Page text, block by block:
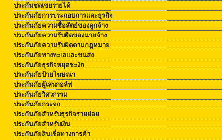
ประกันชดเชยรายได้
ประกันภัยการประกอบการและธุรกิจ
ประกันภัยความซื่อสัตย์ของลูกจ้าง
ประกันภัยความรับผิดของนายจ้าง
ประกันภัยความรับผิดตามกฎหมาย
ประกันภัยทางทะเลและขนส่ง
ประกันภัยธุรกิจหยุดชะงัก
ประกันภัยป้ายโฆษณา
ประกันภัยผู้เล่นกอล์ฟ
ประกันภัยวิศวกรรม
ประกันภัยกระจก
ประกันภัยสำหรับธุรกิจรายย่อย
ประกันภัยสำหรับเงิน
ประกันภัยสินเชื่อทางการค้า